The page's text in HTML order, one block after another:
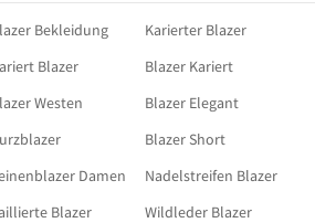
Bekleidung
Karierter Blazer
Blazer
Blazer Kariert
Westen
Blazer Elegant
Blazer Short
Damen
Nadelstreifen Blazer
Blazer
Wildleder Blazer